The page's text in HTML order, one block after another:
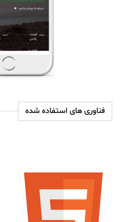
فناوری های استفاده شده